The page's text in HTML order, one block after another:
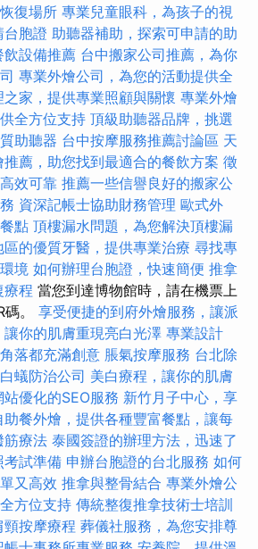
復場所 專業兒童眼科，為孩子的視
台胞證 助聽器補助，探索可申請的助
飲設備推薦 台中搬家公司推薦，為你
專業外燴公司，為您的活動提供全
之家，提供專業照顧與關懷 專業外燴
全方位支持 頂級助聽器品牌，挑選
助聽器 台中按摩服務推薦討論區 天
推薦，助您找到最適合的餐飲方案 徵
效可靠 推薦一些信譽良好的搬家公
資深記帳士協助財務管理 歐式外
點 頂樓漏水問題，為您解決頂樓漏
區的優質牙醫，提供專業治療 尋找專
境 如何辦理台胞證，快速簡便 推拿
療程 當您到達博物館時，請在機票上
。 享受便捷的到府外燴服務，讓派
讓你的肌膚重現亮白光澤 專業設計
落都充滿創意 脹氣按摩服務 台北除
蟻防治公司 美白療程，讓你的肌膚
站優化的SEO服務 新竹月子中心，享
助餐外燴，提供各種豐富餐點，讓每
筋療法 泰國簽證的辦理方法，迅速了
考試準備 申辦台胞證的台北服務 如何
又高效 推拿與整骨結合 專業外燴公
方位支持 傳統整復推拿技術士培訓
頸按摩療程 葬儀社服務，為您安排尊